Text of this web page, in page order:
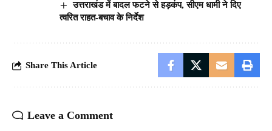
उत्तराखंड में बादल फटने से हड़कंप, सीएम धामी ने दिए
त्वरित राहत-बचाव के निर्देश
Share This Article
Leave a Comment